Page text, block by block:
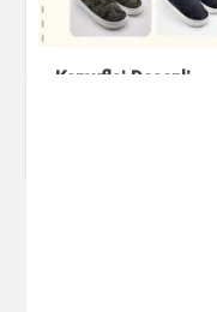
Ev & Dekorasyon
Kamuflaj Desenli